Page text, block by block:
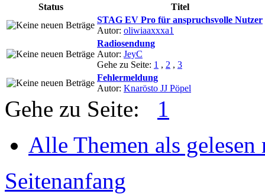
Status
Titel
STAG EV Pro für anspruchsvolle Nutzer
Autor: oliwiaaxxxa1
Radiosendung
Autor: JeyC
Gehe zu Seite: 1 , 2 , 3
Fehlermeldung
Autor: Knarösto JJ Pöpel
Gehe zu Seite: 1
Alle Themen als gelesen
Seitenanfang